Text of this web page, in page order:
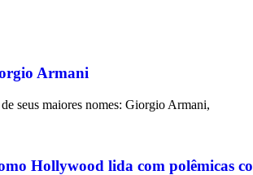
Armani
seus maiores nomes: Giorgio Armani,
Hollywood lida com polêmicas